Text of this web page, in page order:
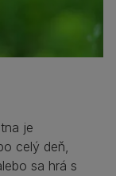
je
celý deň,
sa hrá s